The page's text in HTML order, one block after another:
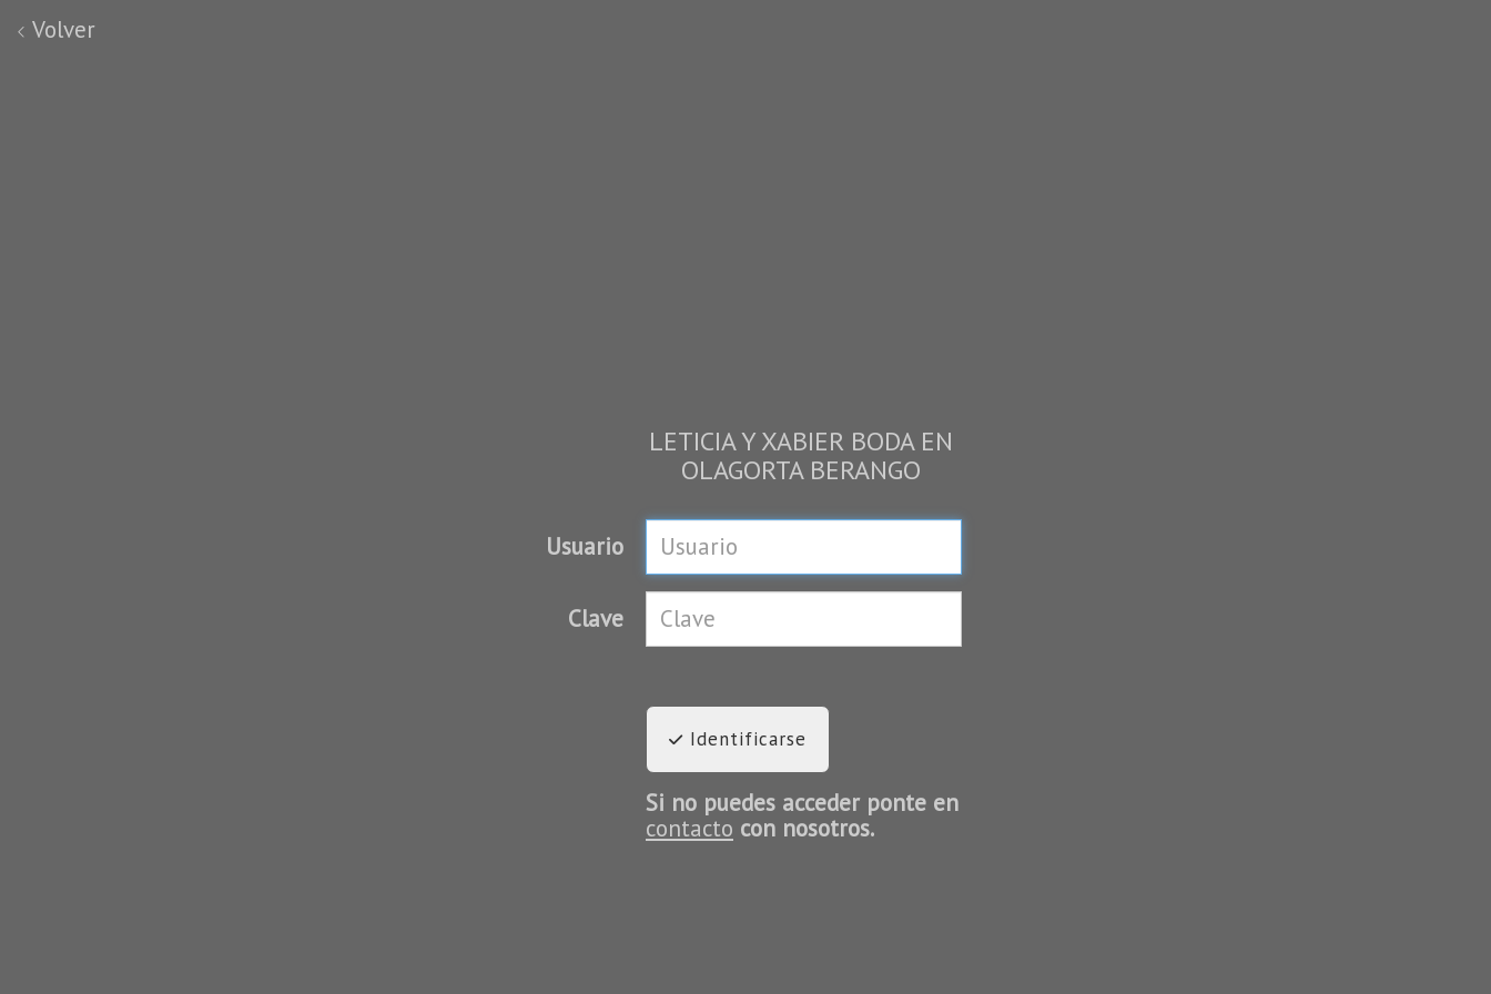
Volver
LETICIA Y XABIER BODA EN
OLAGORTA BERANGO
Usuario
Clave
Identificarse
Si no puedes acceder ponte en
contacto con nosotros.